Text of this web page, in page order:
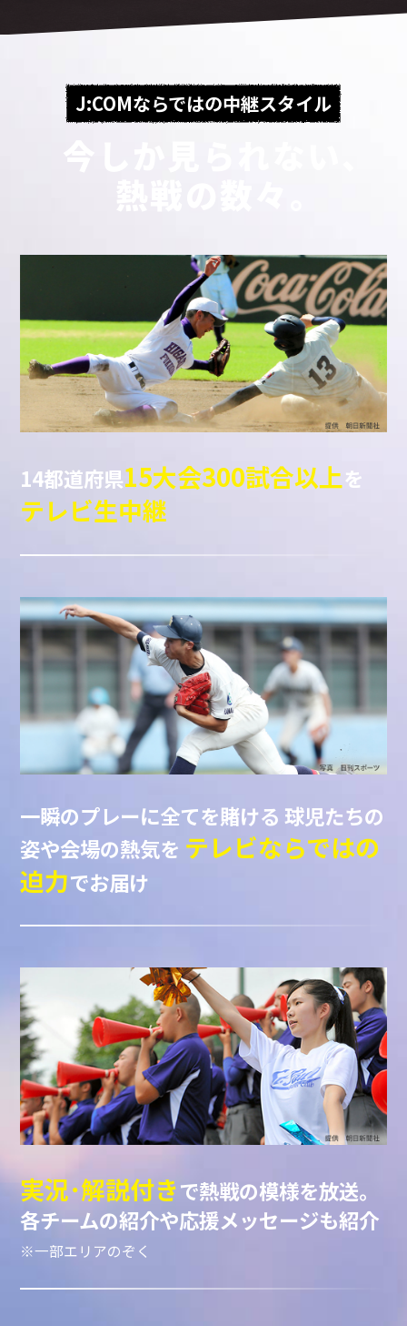
J:COMならではの中継スタイル
14都道府県15大会300試合以上を
テレビ生中継
一瞬のプレーに全てを賭ける 球児たちの
姿や会場の熱気を テレビならではの
迫力でお届け
実況･解説付きで熱戦の模様を放送。
各チームの紹介や応援メッセージも紹介
※一部エリアのぞく